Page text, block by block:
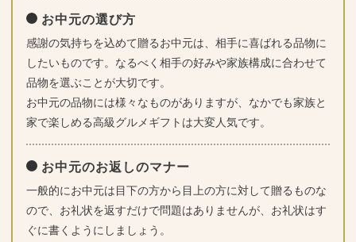
お中元の選び方
感謝の気持ちを込めて贈るお中元は、相手に喜ばれる品物に
したいものです。なるべく相手の好みや家族構成に合わせて
品物を選ぶことが大切です。
お中元の品物には様々なものがありますが、なかでも家族と
家で楽しめる高級グルメギフトは大変人気です。
お中元のお返しのマナー
一般的にお中元は目下の方から目上の方に対して贈るものな
ので、お礼状を返すだけで問題はありませんが、お礼状はす
ぐに書くようにしましょう。